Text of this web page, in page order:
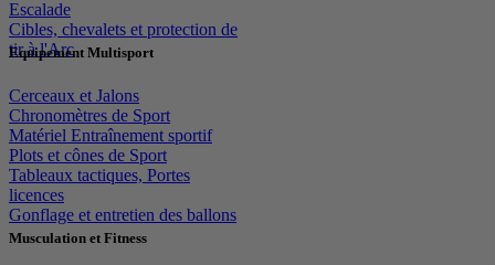
Escalade
Cibles, chevalets et protection de
tir à l'Arc
Equipement Multisport
Cerceaux et Jalons
Chronomètres de Sport
Matériel Entraînement sportif
Plots et cônes de Sport
Tableaux tactiques, Portes
licences
Gonflage et entretien des ballons
Musculation et Fitness